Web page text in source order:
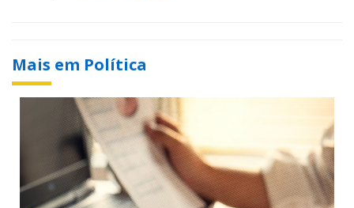
Mais em Política